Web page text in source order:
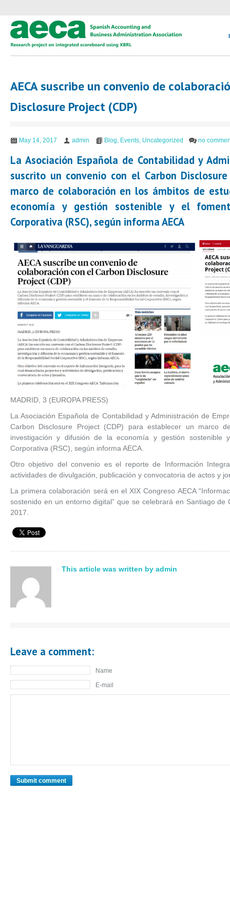
AECA suscribe un convenio de
Disclosure Project (CDP)
May 14, 2017 admin Blog, Events, Uncategorized no
La Asociación Española de Contabilidad y
suscrito un convenio con el Carbon
marco de colaboración en los ámbitos de
economía y gestión sostenible y el
Corporativa (RSC), según informa AECA
MADRID, 3 (EUROPA PRESS)
La Asociación Española de Contabilidad y Administración de
Carbon Disclosure Project (CDP) para establecer un marco
investigación y difusión de la economía y gestión sostenible
Corporativa (RSC), según informa AECA.
Otro objetivo del convenio es el reporte de Información
actividades de divulgación, publicación y convocatoria de actos y
La primera colaboración será en el XIX Congreso AECA
sostenido en un entorno digital” que se celebrará en Santiago
2017.
This article was written by admin
Leave a comment:
Name
E-mail
Submit comment